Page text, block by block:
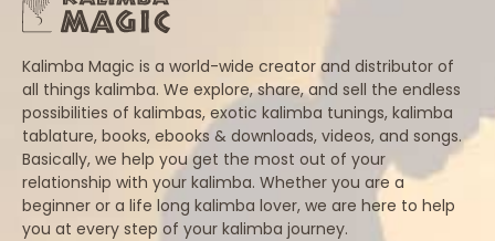
Kalimba Magic is a world-wide creator and distributor of
all things kalimba. We explore, share, and sell the endless
possibilities of kalimbas, exotic kalimba tunings, kalimba
tablature, books, ebooks & downloads, videos, and songs.
Basically, we help you get the most out of your
relationship with your kalimba. Whether you are a
beginner or a life long kalimba lover, we are here to help
you at every step of your kalimba journey.